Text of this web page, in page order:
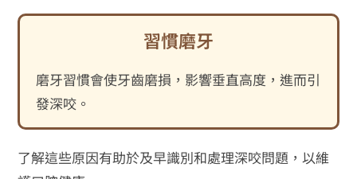
習慣磨牙
磨牙習慣會使牙齒磨損，影響垂直高度，進而引
發深咬。
了解這些原因有助於及早識別和處理深咬問題，以維